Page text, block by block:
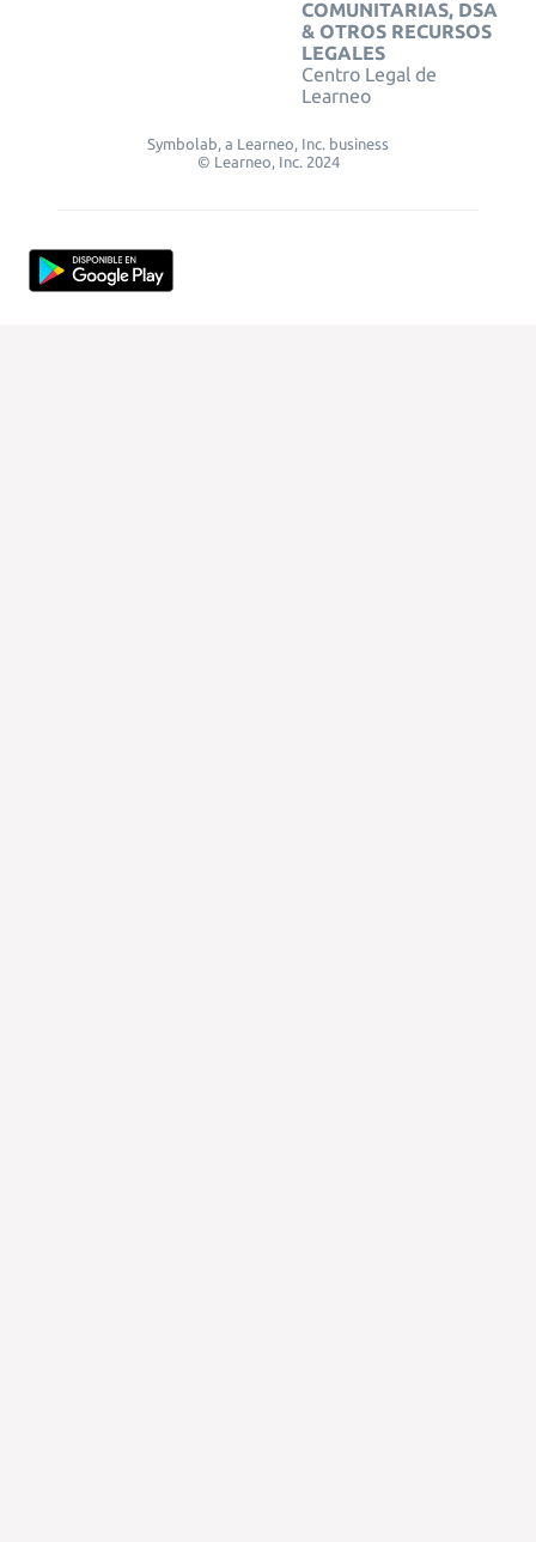
COMUNITARIAS, DSA
& OTROS RECURSOS
LEGALES
Centro Legal de
Learneo
Symbolab, a Learneo, Inc. business
© Learneo, Inc. 2024